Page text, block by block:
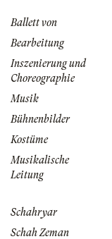
Ballett von
Bearbeitung
Inszenierung und
Choreographie
Musik
Bühnenbilder
Kostüme
Musikalische
Leitung
Schahryar
Schah Zeman